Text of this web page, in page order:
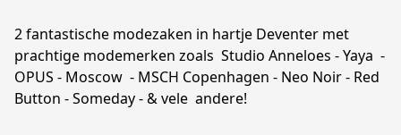
2 fantastische modezaken in hartje Deventer met
prachtige modemerken zoals  Studio Anneloes - Yaya  -
OPUS - Moscow  - MSCH Copenhagen - Neo Noir - Red
Button - Someday - & vele  andere!